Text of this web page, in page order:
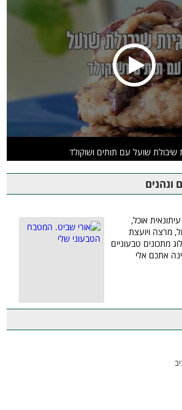
שיבולת שועל עם תותים ושוקולד
ונהנים
אוכל,
מרצה ויועצת
מתכונים טבעוניים
אתכם אלי